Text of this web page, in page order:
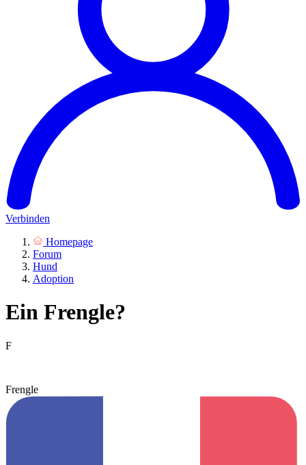
Verbinden
Homepage
Forum
Hund
Adoption
Ein Frengle?
F
Frengle